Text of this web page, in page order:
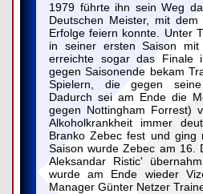
1979 führte ihn sein Weg
Deutschen Meister, mit
Erfolge feiern konnte. Unter
in seiner ersten Saison
erreichte sogar das Finale
gegen Saisonende bekam
Spielern, die gegen seine
Dadurch sei am Ende die
gegen Nottingham Forrest)
Alkoholkrankheit immer
Branko Zebec fest und
Saison wurde Zebec am 16.
Aleksandar Ristic'
wurde am Ende wieder
Manager Günter Netzer